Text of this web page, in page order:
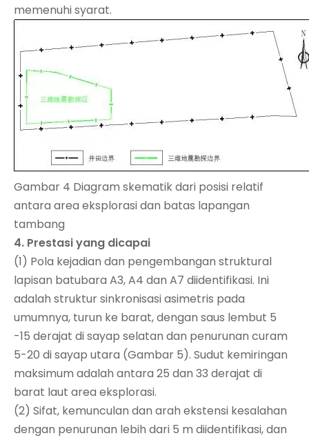
memenuhi syarat.
Gambar 4 Diagram skematik dari posisi relatif
antara area eksplorasi dan batas lapangan
tambang
4. Prestasi yang dicapai
(1) Pola kejadian dan pengembangan struktural
lapisan batubara A3, A4 dan A7 diidentifikasi. Ini
adalah struktur sinkronisasi asimetris pada
umumnya, turun ke barat, dengan saus lembut 5
-15 derajat di sayap selatan dan penurunan curam
5-20 di sayap utara (Gambar 5). Sudut kemiringan
maksimum adalah antara 25 dan 33 derajat di
barat laut area eksplorasi.
(2) Sifat, kemunculan dan arah ekstensi kesalahan
dengan penurunan lebih dari 5 m diidentifikasi, dan